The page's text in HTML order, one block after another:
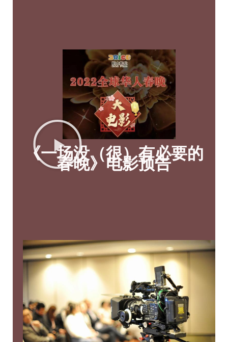
《一场没（很）有必要的
春晚》电影预告